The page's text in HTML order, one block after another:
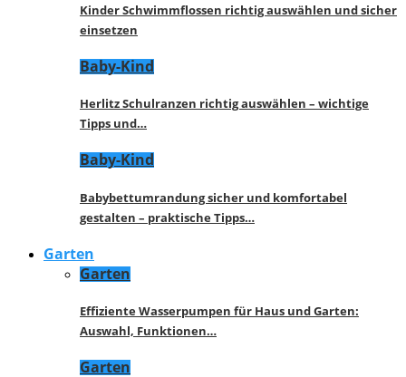
Kinder Schwimmflossen richtig auswählen und sicher
einsetzen
Baby-Kind
Herlitz Schulranzen richtig auswählen – wichtige
Tipps und…
Baby-Kind
Babybettumrandung sicher und komfortabel
gestalten – praktische Tipps…
Garten
Garten
Effiziente Wasserpumpen für Haus und Garten:
Auswahl, Funktionen…
Garten